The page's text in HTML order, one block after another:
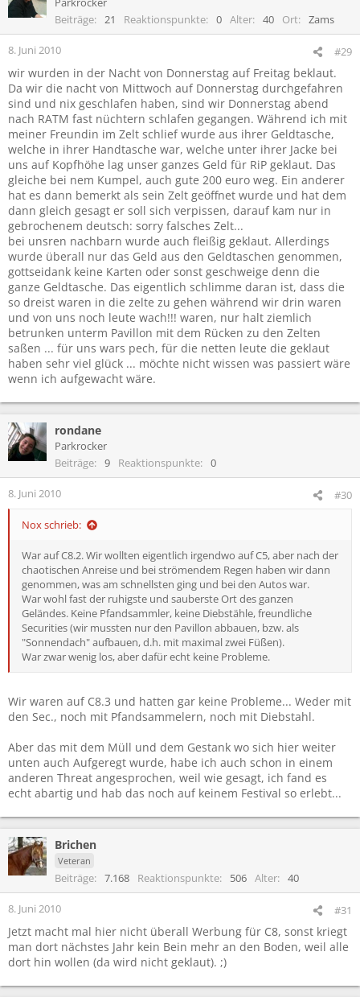
Müllhalde - das war nicht mein erstes RIP und auch dass der Müll
aufm Festival für viele dazu gehört ist mir klar. Aber das was dieses
Jahr dort abgelaufen ist hat mit Festival nichts mehr zu tun.
angesprochen. Um es kurz zu fassen: Wir wurden wie jedes Jahr
von hunderten Watt aus professionellen PAs beschallt die mit
Notstromaggregaten liefen, mit Vogelschreck rumgeballert,
Durchlaufkühler mit Aggregaten betrieben, volle Lautstärke
Landser gespielt und mit nem Baseballschläger mit Aufschrift
"Türkenjäger" dazu gepogt und geparkte Autos mit Sprühlack
"verziert". Diese Beispiele wurden alle von Security bzw Polizei
bemerkt oder diesen Mitgeteilt, ohne dass etwas dagegen
unternommen wurde.
Für viele mag das pingelig klingen und ich freu mich schon auf die
vielen "mimimi dann geh halt ins hotel"-posts - aber auch ich war
schon auf etlichen Festivals, auch aufm Force Attack - aber Rock im
Park 2010 war mit Abstand das versiffteste und assligste bzw
Festival das ich je miterlebt habe.
Beiträge
21 Reaktionspunkte 0 Alter 40 Ort Zams
8. Juni 2010 #29
wir wurden in der Nacht von Donnerstag auf Freitag beklaut.
Da wir die nacht von Mittwoch auf Donnerstag durchgefahren
sind und nix geschlafen haben, sind wir Donnerstag abend
nach RATM fast nüchtern schlafen gegangen. Während ich mit
meiner Freundin im Zelt schlief wurde aus ihrer Geldtasche,
welche in ihrer Handtasche war, welche unter ihrer Jacke bei
uns auf Kopfhöhe lag unser ganzes Geld für RiP geklaut. Das
gleiche bei nem Kumpel, auch gute 200 euro weg. Ein anderer
hat es dann bemerkt als sein Zelt geöffnet wurde und hat dem
dann gleich gesagt er soll sich verpissen, darauf kam nur in
gebrochenem deutsch: sorry falsches Zelt...
bei unsren nachbarn wurde auch fleißig geklaut. Allerdings
wurde überall nur das Geld aus den Geldtaschen genommen,
gottseidank keine Karten oder sonst geschweige denn die
ganze Geldtasche. Das eigentlich schlimme daran ist, dass die
so dreist waren in die zelte zu gehen während wir drin waren
und von uns noch leute wach!!! waren, nur halt ziemlich
betrunken unterm Pavillon mit dem Rücken zu den Zelten
saßen ... für uns wars pech, für die netten leute die geklaut
haben sehr viel glück ... möchte nicht wissen was passiert wäre
wenn ich aufgewacht wäre.
rondane
Parkrocker
Beiträge
9 Reaktionspunkte 0
8. Juni 2010 #30
Nox schrieb:
War auf C8.2. Wir wollten eigentlich irgendwo auf C5, aber nach der
chaotischen Anreise und bei strömendem Regen haben wir dann
genommen, was am schnellsten ging und bei den Autos war.
War wohl fast der ruhigste und sauberste Ort des ganzen
Geländes. Keine Pfandsammler, keine Diebstähle, freundliche
Securities (wir mussten nur den Pavillon abbauen, bzw. als
"Sonnendach" aufbauen, d.h. mit maximal zwei Füßen).
War zwar wenig los, aber dafür echt keine Probleme.
Wir waren auf C8.3 und hatten gar keine Probleme... Weder mit
den Sec., noch mit Pfandsammelern, noch mit Diebstahl.
Aber das mit dem Müll und dem Gestank wo sich hier weiter
unten auch Aufgeregt wurde, habe ich auch schon in einem
anderen Threat angesprochen, weil wie gesagt, ich fand es
echt abartig und hab das noch auf keinem Festival so erlebt...
Brichen
Veteran
Beiträge 7.168 Reaktionspunkte 506 Alter 40
8. Juni 2010 #31
Jetzt macht mal hier nicht überall Werbung für C8, sonst kriegt
man dort nächstes Jahr kein Bein mehr an den Boden, weil alle
dort hin wollen (da wird nicht geklaut). ;)